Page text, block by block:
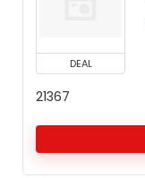
DEAL
21367